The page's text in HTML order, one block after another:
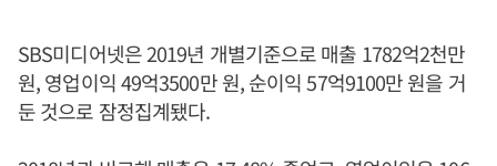
SBS미디어넷은 2019년 개별기준으로 매출 1782억2천만
원, 영업이익 49억3500만 원, 순이익 57억9100만 원을 거
둔 것으로 잠정집계됐다.